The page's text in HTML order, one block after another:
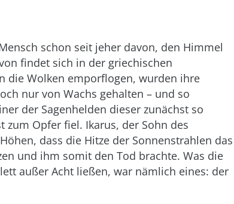
schon seit jeher davon, den Himmel
findet sich in der griechischen
die Wolken emporflogen, wurden ihre
nur von Wachs gehalten – und so
der Sagenhelden dieser zunächst so
Opfer fiel. Ikarus, der Sohn des
dass die Hitze der Sonnenstrahlen das
und ihm somit den Tod brachte. Was die
außer Acht ließen, war nämlich eines: der